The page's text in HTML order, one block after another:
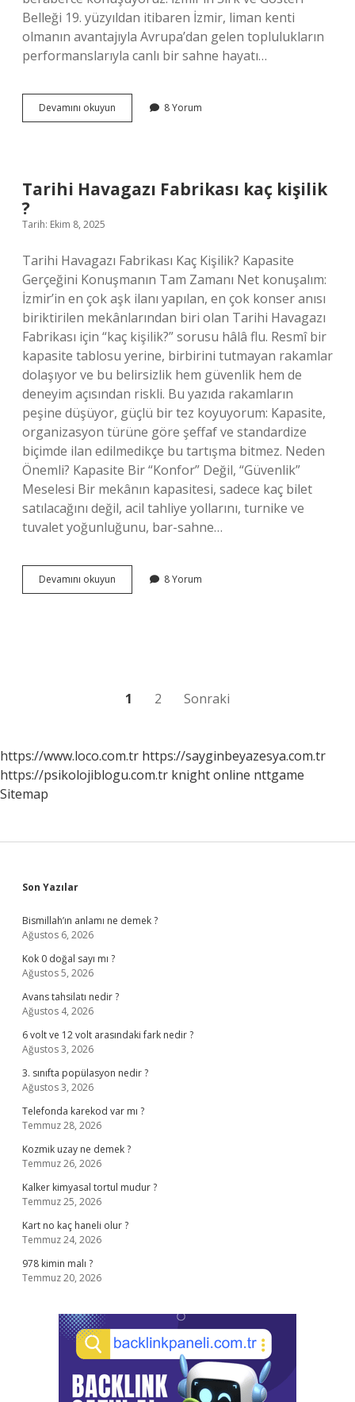
Belleği 19. yüzyıldan itibaren İzmir, liman kenti
olmanın avantajıyla Avrupa’dan gelen toplulukların
performanslarıyla canlı bir sahne hayatı…
Devamını okuyun Izmir’de
sirk
8 Yorum
Tarihi Havagazı Fabrikası kaç kişilik
?
Tarih: Ekim 8, 2025
Tarihi Havagazı Fabrikası Kaç Kişilik? Kapasite
Gerçeğini Konuşmanın Tam Zamanı Net konuşalım:
İzmir’in en çok aşk ilanı yapılan, en çok konser anısı
biriktirilen mekânlarından biri olan Tarihi Havagazı
Fabrikası için “kaç kişilik?” sorusu hâlâ flu. Resmî bir
kapasite tablosu yerine, birbirini tutmayan rakamlar
dolaşıyor ve bu belirsizlik hem güvenlik hem de
deneyim açısından riskli. Bu yazıda rakamların
peşine düşüyor, güçlü bir tez koyuyorum: Kapasite,
organizasyon türüne göre şeffaf ve standardize
biçimde ilan edilmedikçe bu tartışma bitmez. Neden
Önemli? Kapasite Bir “Konfor” Değil, “Güvenlik”
Meselesi Bir mekânın kapasitesi, sadece kaç bilet
satılacağını değil, acil tahliye yollarını, turnike ve
tuvalet yoğunluğunu, bar-sahne…
Devamını okuyun
Havagazı
8 Yorum
1 2 Sonraki
https://www.loco.com.tr https://sayginbeyazesya.com.tr
https://psikolojiblogu.com.tr knight online nttgame
Sitemap
Sidebar
Son Yazılar
Bismillah’ın anlamı ne demek ?
Ağustos 6, 2026
Kok 0 doğal sayı mı ?
Ağustos 5, 2026
Avans tahsilatı nedir ?
Ağustos 4, 2026
6 volt ve 12 volt arasındaki fark nedir ?
Ağustos 3, 2026
3. sınıfta popülasyon nedir ?
Ağustos 3, 2026
Telefonda karekod var mı ?
Temmuz 28, 2026
Kozmik uzay ne demek ?
Temmuz 26, 2026
Kalker kimyasal tortul mudur ?
Temmuz 25, 2026
Kart no kaç haneli olur ?
Temmuz 24, 2026
978 kimin malı ?
Temmuz 20, 2026